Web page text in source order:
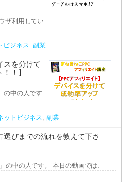
ザ利用していますか？ ヤフーですか？
ビジネス 副業
スを分けて
！】
の中の人です。 今回の動画講座では、
ットビジネス 副業
選びまでの流れを教えて下さ
の中の人です。 本日の動画では、 【